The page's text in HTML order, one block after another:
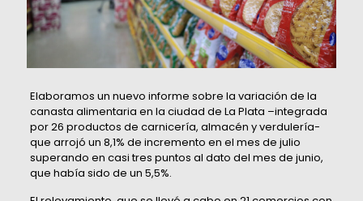
Elaboramos un nuevo informe sobre la variación de la
canasta alimentaria en la ciudad de La Plata –integrada
por 26 productos de carnicería, almacén y verdulería-
que arrojó un 8,1% de incremento en el mes de julio
superando en casi tres puntos al dato del mes de junio,
que había sido de un 5,5%.